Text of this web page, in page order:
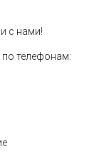
с нами!
телефонам: